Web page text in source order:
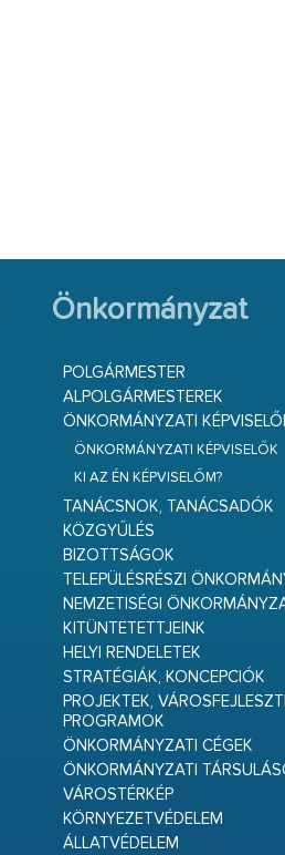
Önkormányzat
POLGÁRMESTER
ALPOLGÁRMESTEREK
ÖNKORMÁNYZATI
ÖNKORMÁNYZATI KÉPVISELŐK
KI AZ ÉN KÉPVISELŐM?
TANÁCSNOK, TANÁCSADÓK
KÖZGYŰLÉS
BIZOTTSÁGOK
TELEPÜLÉSRÉSZI
NEMZETISÉGI
KITÜNTETETTJEINK
HELYI RENDELETEK
STRATÉGIÁK, KONCEPCIÓK
PROJEKTEK,
PROGRAMOK
ÖNKORMÁNYZATI CÉGEK
ÖNKORMÁNYZATI
VÁROSTÉRKÉP
KÖRNYEZETVÉDELEM
ÁLLATVÉDELEM